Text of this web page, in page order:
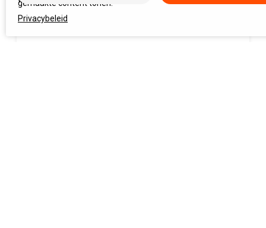
gemaakte content tonen.
Privacybeleid